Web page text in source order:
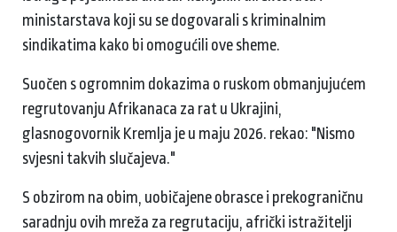
ministarstava koji su se dogovarali s kriminalnim
sindikatima kako bi omogućili ove sheme.
Suočen s ogromnim dokazima o ruskom obmanjujućem
regrutovanju Afrikanaca za rat u Ukrajini,
glasnogovornik Kremlja je u maju 2026. rekao: "Nismo
svjesni takvih slučajeva."
S obzirom na obim, uobičajene obrasce i prekograničnu
saradnju ovih mreža za regrutaciju, afrički istražitelji